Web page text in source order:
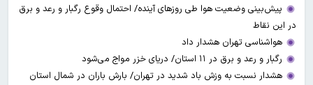
پیش‌بینی وضعیت هوا طی روزهای آینده/ احتمال وقوع رگبار و رعد و برق
در این نقاط
هواشناسی تهران هشدار داد
رگبار و رعد و برق در ۱۱ استان‌/ دریای خزر مواج می‌شود
هشدار نسبت به وزش باد شدید در تهران/ بارش باران در شمال استان